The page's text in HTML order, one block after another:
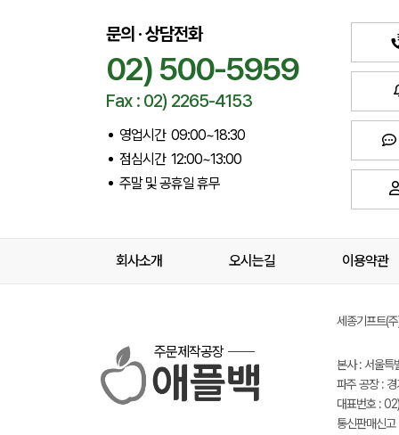
문의 · 상담전화
02) 500-5959
Fax : 02) 2265-4153
영업시간 09:00~18:30
점심시간 12:00~13:00
주말 및 공휴일 휴무
회사소개 오시는길 이용약관
주문제작공장
세종기프트(
본사 : 서울
파주 공장 :
대표번호 :
통신판매신